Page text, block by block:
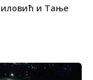
и Тање